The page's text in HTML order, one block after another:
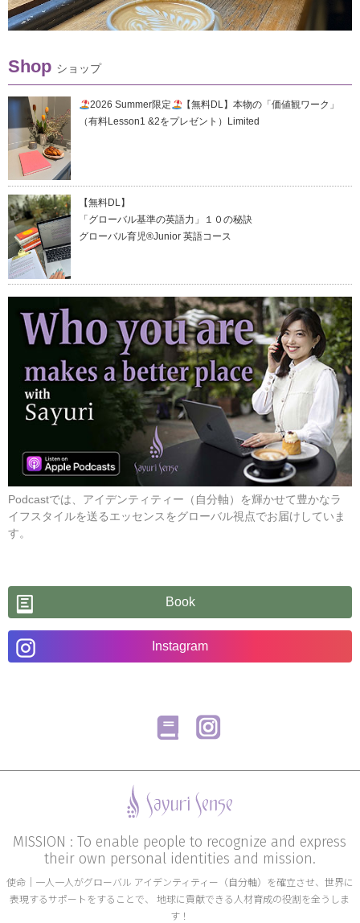
Shop ショップ
2026 Summer限定
【無料DL】本物の「価値観ワーク」
（有料Lesson1 &2をプレゼント）Limited
【無料DL】
「グローバル基準の英語力」１０の秘訣
グローバル育児®Junior 英語コース
Podcastでは、アイデンティティー（自分軸）を輝かせて豊かなラ
イフスタイルを送るエッセンスをグローバル視点でお届けしていま
す。
Book
Instagram
MISSION : To enable people to recognize and express
their own personal identities and mission.
使命│一人一人がグローバル アイデンティティー（自分軸）を確立させ、世界に
表現するサポートをすることで、 地球に貢献できる人材育成の役割を全うしま
す！